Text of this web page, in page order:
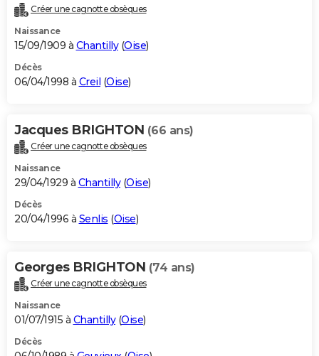
Créer une cagnotte obsèques
Naissance
15/09/1909 à Chantilly(Oise)
Décès
06/04/1998 à Creil (Oise)
Jacques BRIGHTON (66 ans)
Créer une cagnotte obsèques
Naissance
29/04/1929 à Chantilly(Oise)
Décès
20/04/1996 à Senlis (Oise)
Georges BRIGHTON (74 ans)
Créer une cagnotte obsèques
Naissance
01/07/1915 à Chantilly(Oise)
Décès